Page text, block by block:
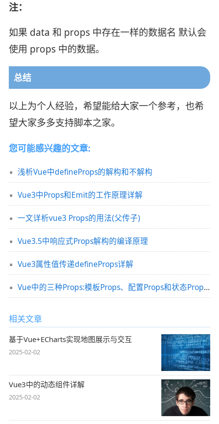
注：
如果 data 和 props 中存在一样的数据名 默认会
使用 props 中的数据。
总结
以上为个人经验，希望能给大家一个参考，也希
望大家多多支持脚本之家。
您可能感兴趣的文章:
浅析Vue中defineProps的解构和不解构
Vue3中Props和Emit的工作原理详解
一文详析vue3 Props的用法(父传子)
Vue3.5中响应式Props解构的编译原理
Vue3属性值传递defineProps详解
Vue中的三种Props:模板Props、配置Props和状态Props详解
相关文章
基于Vue+ECharts实现地图展示与交互
2025-02-02
Vue3中的动态组件详解
2025-02-02